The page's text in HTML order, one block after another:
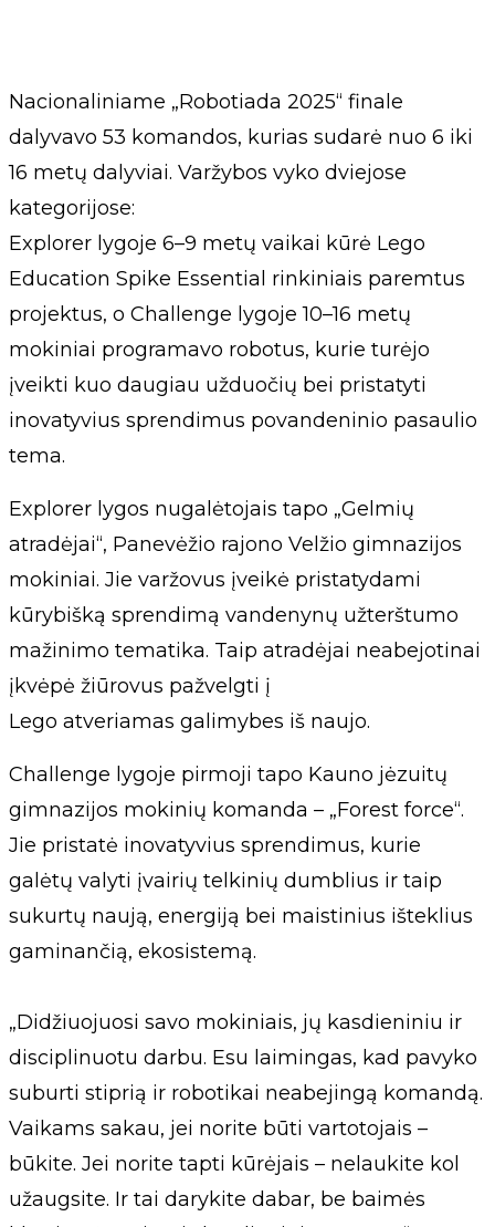
Nacionaliniame „Robotiada 2025“ finale
dalyvavo 53 komandos, kurias sudarė nuo 6 iki
16 metų dalyviai. Varžybos vyko dviejose
kategorijose:
Explorer lygoje 6–9 metų vaikai kūrė Lego
Education Spike Essential rinkiniais paremtus
projektus, o Challenge lygoje 10–16 metų
mokiniai programavo robotus, kurie turėjo
įveikti kuo daugiau užduočių bei pristatyti
inovatyvius sprendimus povandeninio pasaulio
tema.
Explorer lygos nugalėtojais tapo „Gelmių
atradėjai“, Panevėžio rajono Velžio gimnazijos
mokiniai. Jie varžovus įveikė pristatydami
kūrybišką sprendimą vandenynų užterštumo
mažinimo tematika. Taip atradėjai neabejotinai
įkvėpė žiūrovus pažvelgti į
Lego atveriamas galimybes iš naujo.
Challenge lygoje pirmoji tapo Kauno jėzuitų
gimnazijos mokinių komanda – „Forest force“.
Jie pristatė inovatyvius sprendimus, kurie
galėtų valyti įvairių telkinių dumblius ir taip
sukurtų naują, energiją bei maistinius išteklius
gaminančią, ekosistemą.
„Didžiuojuosi savo mokiniais, jų kasdieniniu ir
disciplinuotu darbu. Esu laimingas, kad pavyko
suburti stiprią ir robotikai neabejingą komandą.
Vaikams sakau, jei norite būti vartotojais –
būkite. Jei norite tapti kūrėjais – nelaukite kol
užaugsite. Ir tai darykite dabar, be baimės